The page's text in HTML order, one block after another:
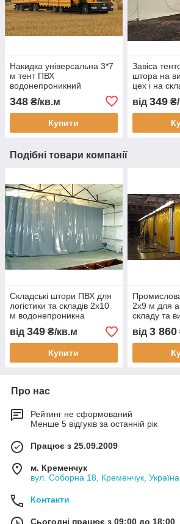
Накидка універсальна 3*7
м тент ПВХ
водонепроникний
тент захисний тент на
замовлення доставка
348 ₴/кв.м
Купити
Завіса
штора на
цех і на
ПВХ для
від 349₴/
Подібні товари компанії
Складські штори ПВХ для
логістики та складів 2x10
м водонепроникна
зносостійка
теплозберігаюча
промислова перегородка
від 349 ₴/кв.м
Купити
2х9 м для
складу та
завіса
від 3 860
Про нас
Рейтинг не сформований
Менше 5 відгуків за останній рік
Працює з 25.09.2009
м. Кременчук
вул. Соборна 18, Кременчук, Україна
Контакти
Сьогодні працює з 09:00 до 18:00